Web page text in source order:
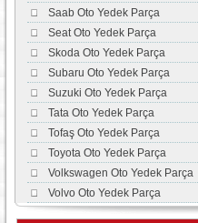
Saab Oto Yedek Parça
Seat Oto Yedek Parça
Skoda Oto Yedek Parça
Subaru Oto Yedek Parça
Suzuki Oto Yedek Parça
Tata Oto Yedek Parça
Tofaş Oto Yedek Parça
Toyota Oto Yedek Parça
Volkswagen Oto Yedek Parça
Volvo Oto Yedek Parça